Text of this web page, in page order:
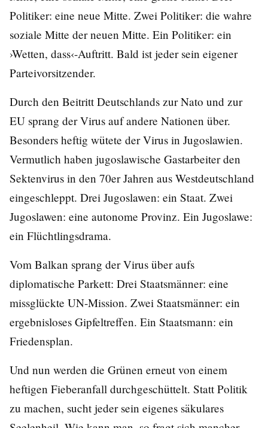
Politiker: eine neue Mitte. Zwei Politiker: die wahre
soziale Mitte der neuen Mitte. Ein Politiker: ein
›Wetten, dass‹-Auftritt. Bald ist jeder sein eigener
Parteivorsitzender.
Durch den Beitritt Deutschlands zur Nato und zur
EU sprang der Virus auf andere Nationen über.
Besonders heftig wütete der Virus in Jugoslawien.
Vermutlich haben jugoslawische Gastarbeiter den
Sektenvirus in den 70er Jahren aus Westdeutschland
eingeschleppt. Drei Jugoslawen: ein Staat. Zwei
Jugoslawen: eine autonome Provinz. Ein Jugoslawe:
ein Flüchtlingsdrama.
Vom Balkan sprang der Virus über aufs
diplomatische Parkett: Drei Staatsmänner: eine
missglückte UN-Mission. Zwei Staatsmänner: ein
ergebnisloses Gipfeltreffen. Ein Staatsmann: ein
Friedensplan.
Und nun werden die Grünen erneut von einem
heftigen Fieberanfall durchgeschüttelt. Statt Politik
zu machen, sucht jeder sein eigenes säkulares